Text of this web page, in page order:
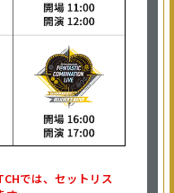
では、セットリス